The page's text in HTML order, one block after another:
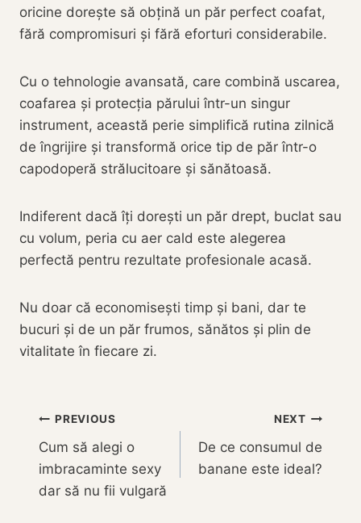
oricine dorește să obțină un păr perfect coafat,
fără compromisuri și fără eforturi considerabile.
Cu o tehnologie avansată, care combină uscarea,
coafarea și protecția părului într-un singur
instrument, această perie simplifică rutina zilnică
de îngrijire și transformă orice tip de păr într-o
capodoperă strălucitoare și sănătoasă.
Indiferent dacă îți dorești un păr drept, buclat sau
cu volum, peria cu aer cald este alegerea
perfectă pentru rezultate profesionale acasă.
Nu doar că economisești timp și bani, dar te
bucuri și de un păr frumos, sănătos și plin de
vitalitate în fiecare zi.
Navigare
în
articole
PREVIOUS
Cum să alegi o
imbracaminte sexy
dar să nu fii vulgară
NEXT
De ce consumul de
banane este ideal?